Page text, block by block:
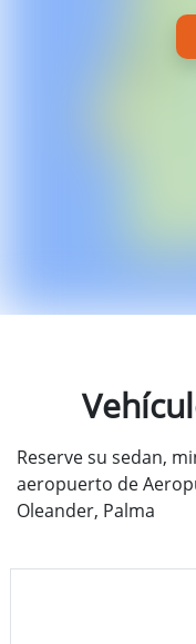
Reserve su sedan,
aeropuerto de
Oleander, Palma